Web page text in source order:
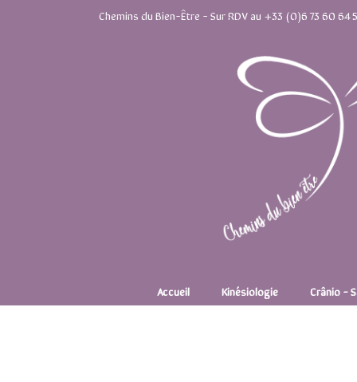
Chemins du Bien-Être - Sur RDV au +33 (0)6 73 60
Accueil Kinésiologie Crânio -